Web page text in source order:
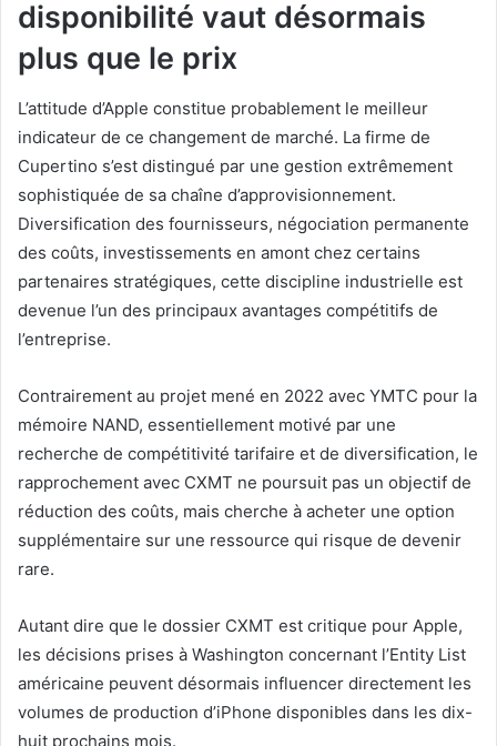
disponibilité vaut désormais
plus que le prix
L’attitude d’Apple constitue probablement le meilleur
indicateur de ce changement de marché. La firme de
Cupertino s’est distingué par une gestion extrêmement
sophistiquée de sa chaîne d’approvisionnement.
Diversification des fournisseurs, négociation permanente
des coûts, investissements en amont chez certains
partenaires stratégiques, cette discipline industrielle est
devenue l’un des principaux avantages compétitifs de
l’entreprise.
Contrairement au projet mené en 2022 avec YMTC pour la
mémoire NAND, essentiellement motivé par une
recherche de compétitivité tarifaire et de diversification, le
rapprochement avec CXMT ne poursuit pas un objectif de
réduction des coûts, mais cherche à acheter une option
supplémentaire sur une ressource qui risque de devenir
rare.
Autant dire que le dossier CXMT est critique pour Apple,
les décisions prises à Washington concernant l’Entity List
américaine peuvent désormais influencer directement les
volumes de production d’iPhone disponibles dans les dix-
huit prochains mois.